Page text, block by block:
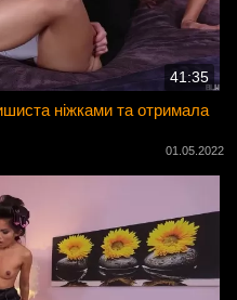
41:35
ніжками та отримала
01.05.2022